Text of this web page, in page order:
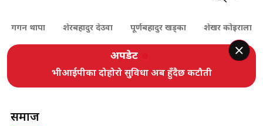
शेरबहादुर देउवा पूर्णबहादुर खड्का शेखर कोइराला प्रचण्ड
अपडेट
भीआईपीका दोहोरो सुविधा अब हुँदैछ कटौती
समाज